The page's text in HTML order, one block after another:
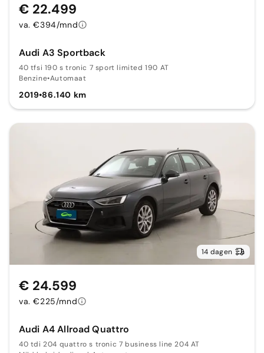
Audi A3 Sportback
40 tfsi 190 s tronic 7 sport limited 190 AT
Benzine•Automaat
2019•86.140 km
€ 22.499
va. €394/mnd
14 dagen
Audi A4 Allroad Quattro
40 tdi 204 quattro s tronic 7 business line 204 AT
€ 24.599
va. €225/mnd